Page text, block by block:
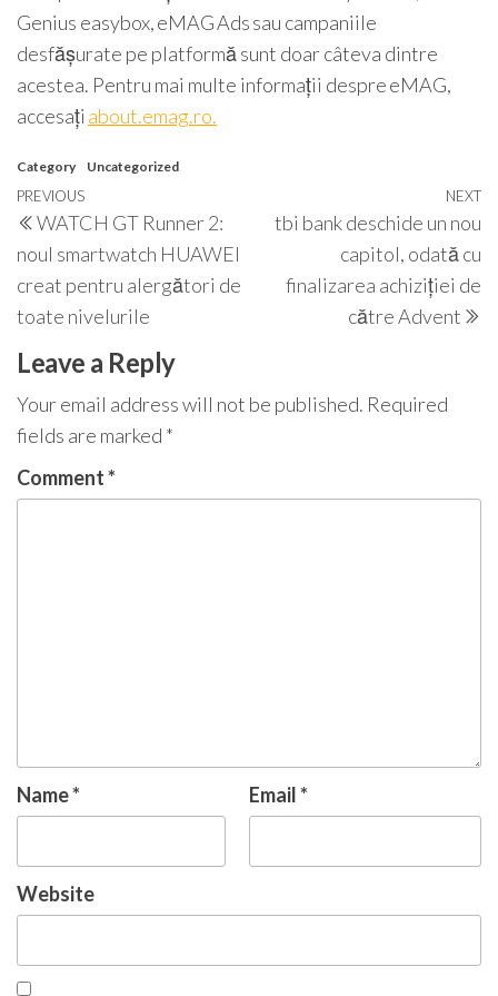
Genius easybox, eMAG Ads sau campaniile
desfășurate pe platformă sunt doar câteva dintre
acestea. Pentru mai multe informații despre eMAG,
accesați about.emag.ro.
Category Uncategorized
Post
navigation
Previous
Post
PREVIOUS
WATCH GT Runner 2:
noul smartwatch HUAWEI
creat pentru alergători de
toate nivelurile
NEXT
tbi bank deschide un nou
capitol, odată cu
finalizarea achiziției de
către Advent
Leave a Reply
Your email address will not be published. Required
fields are marked *
Comment*
Name* Email*
Website